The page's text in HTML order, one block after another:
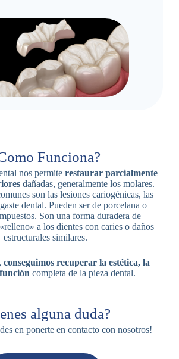
Funciona?
nos permite restaurar parcialmente
dañadas, generalmente los molares.
son las lesiones cariogénicas, las
dental. Pueden ser de porcelana o
Son una forma duradera de
a los dientes con caries o daños
estructurales similares.
conseguimos recuperar la estética, la
completa de la pieza dental.
alguna duda?
en ponerte en contacto con nosotros!